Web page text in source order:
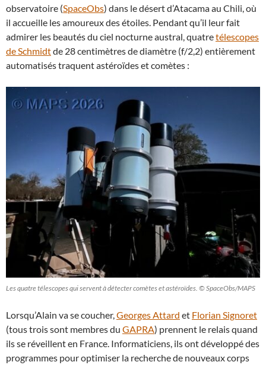
observatoire (SpaceObs) dans le désert d’Atacama au Chili, où
il accueille les amoureux des étoiles. Pendant qu’il leur fait
admirer les beautés du ciel nocturne austral, quatretélescopes
de Schmidtde 28 centimètres de diamètre (f/2,2) entièrement
automatisés traquent astéroïdes et comètes :
Les quatre télescopes qui servent à détecter comètes et astéroïdes. © SpaceObs/MAPS
Lorsqu’Alain va se coucher,Georges Attard et Florian Signoret
(tous trois sont membres du GAPRA) prennent le relais quand
ils se réveillent en France. Informaticiens, ils ont développé des
programmes pour optimiser la recherche de nouveaux corps